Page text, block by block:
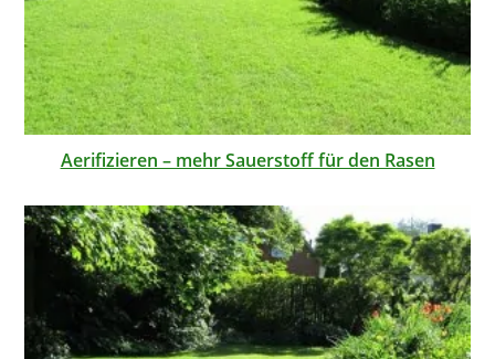
Aerifizieren – mehr Sauerstoff für den Rasen